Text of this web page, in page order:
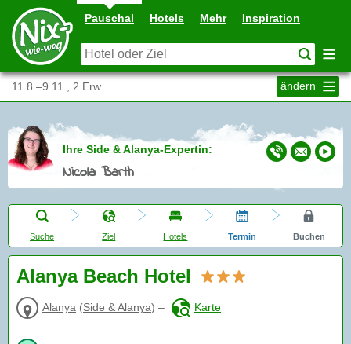
Pauschal Hotels Mehr Inspiration
11.8.–9.11., 2 Erw. ändern
Ihre Side & Alanya-Expertin:
Nicola Barth
Suche Ziel Hotels Termin Buchen
Alanya Beach Hotel
Alanya (Side & Alanya) – Karte